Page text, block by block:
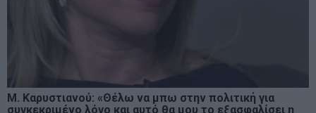
Μ. Καρυστιανού: «Θέλω να μπω στην πολιτική για
συγκεκριμένο λόγο και αυτό θα μου το εξασφαλίσει η